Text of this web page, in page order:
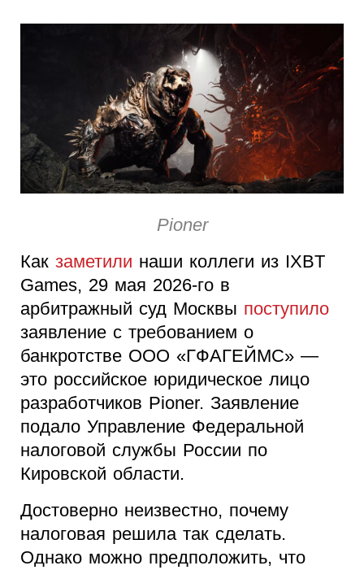
Pioner
Как заметили наши коллеги из IXBT
Games, 29 мая 2026-го в
арбитражный суд Москвы поступило
заявление с требованием о
банкротстве ООО «ГФАГЕЙМС» —
это российское юридическое лицо
разработчиков Pioner. Заявление
подало Управление Федеральной
налоговой службы России по
Кировской области.
Достоверно неизвестно, почему
налоговая решила так сделать.
Однако можно предположить, что